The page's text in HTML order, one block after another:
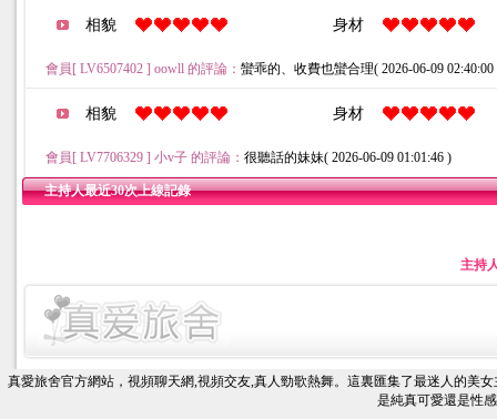
相貌 身材
會員[ LV6507402 ] oowll 的評論： 蠻乖的、收費也蠻合理( 2026-06-09 02:40:00
相貌 身材
會員[ LV7706329 ] 小v子 的評論： 很聽話的妹妹( 2026-06-09 01:01:46 )
主持人最近30次上線記錄
主持
真愛旅舍官方網站，視頻聊天網,視頻交友,真人勁歌熱舞。這裏匯集了最迷人的美
是純真可愛還是性